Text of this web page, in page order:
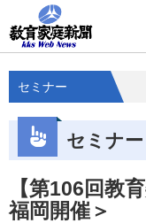
セミナー
セミナ
【第106回教
福岡開催＞